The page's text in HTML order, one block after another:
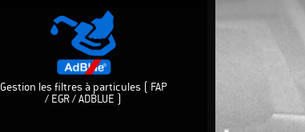
Gestion les filtres à particules ( FAP
/ EGR / ADBLUE )